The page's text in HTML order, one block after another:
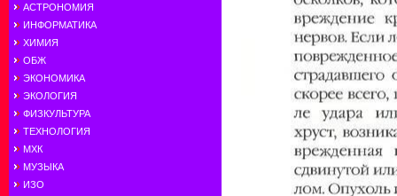
АСТРОНОМИЯ
ИНФОРМАТИКА
ХИМИЯ
ОБЖ
ЭКОНОМИКА
ЭКОЛОГИЯ
ФИЗКУЛЬТУРА
ТЕХНОЛОГИЯ
МХК
МУЗЫКА
ИЗО